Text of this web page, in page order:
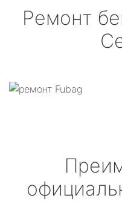
Ремонт